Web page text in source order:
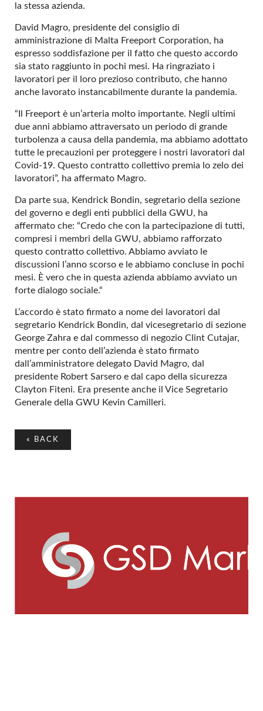
la stessa azienda.
David Magro, presidente del consiglio di
amministrazione di Malta Freeport Corporation, ha
espresso soddisfazione per il fatto che questo accordo
sia stato raggiunto in pochi mesi. Ha ringraziato i
lavoratori per il loro prezioso contributo, che hanno
anche lavorato instancabilmente durante la pandemia.
“Il Freeport è un’arteria molto importante. Negli ultimi
due anni abbiamo attraversato un periodo di grande
turbolenza a causa della pandemia, ma abbiamo adottato
tutte le precauzioni per proteggere i nostri lavoratori dal
Covid-19. Questo contratto collettivo premia lo zelo dei
lavoratori”, ha affermato Magro.
Da parte sua, Kendrick Bondin, segretario della sezione
del governo e degli enti pubblici della GWU, ha
affermato che: “Credo che con la partecipazione di tutti,
compresi i membri della GWU, abbiamo rafforzato
questo contratto collettivo. Abbiamo avviato le
discussioni l’anno scorso e le abbiamo concluse in pochi
mesi. È vero che in questa azienda abbiamo avviato un
forte dialogo sociale.“
L’accordo è stato firmato a nome dei lavoratori dal
segretario Kendrick Bondin, dal vicesegretario di sezione
George Zahra e dal commesso di negozio Clint Cutajar,
mentre per conto dell’azienda è stato firmato
dall’amministratore delegato David Magro, dal
presidente Robert Sarsero e dal capo della sicurezza
Clayton Fiteni. Era presente anche il Vice Segretario
Generale della GWU Kevin Camilleri.
« BACK